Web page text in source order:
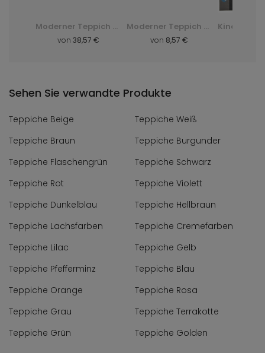
Moderner Teppich Q710A Luxury Pp Esm - weiß, biały
von 38,57 €
Moderner Teppich F844B Cheap Pp Crm - grau, szary
von 8,57 €
Sehen Sie verwandte Produkte
Teppiche Beige
Teppiche Weiß
Teppiche Braun
Teppiche Burgunder
Teppiche Flaschengrün
Teppiche Schwarz
Teppiche Rot
Teppiche Violett
Teppiche Dunkelblau
Teppiche Hellbraun
Teppiche Lachsfarben
Teppiche Cremefarben
Teppiche Lilac
Teppiche Gelb
Teppiche Pfefferminz
Teppiche Blau
Teppiche Orange
Teppiche Rosa
Teppiche Grau
Teppiche Terrakotte
Teppiche Grün
Teppiche Golden